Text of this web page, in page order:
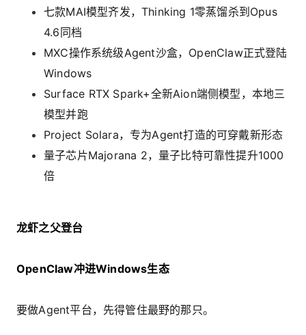
七款MAI模型齐发，Thinking 1零蒸馏杀到Opus
4.6同档
MXC操作系统级Agent沙盒，OpenClaw正式登陆
Windows
Surface RTX Spark+全新Aion端侧模型，本地三
模型并跑
Project Solara，专为Agent打造的可穿戴新形态
量子芯片Majorana 2，量子比特可靠性提升1000
倍
龙虾之父登台
OpenClaw冲进Windows生态
要做Agent平台，先得管住最野的那只。